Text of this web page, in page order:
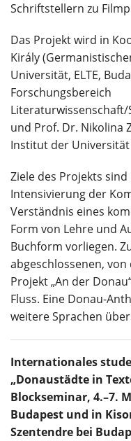
Schriftstellern zu
Das Projekt wird in
Király
Universität, ELTE,
Forschungsbereich
Literaturwissenschaft/
und Prof. Dr. Nikolina
Institut der
Ziele des Projekts
Intensivierung der
Verständnis eines
Form von Lehre und
Buchform vorliegen.
abgeschlossenen,
Projekt „An der
Fluss. Eine Donau-
weitere Sprachen
Internationales
„Donaustädte in
Blockseminar, 4.–7.
Budapest und in
Szentendre bei